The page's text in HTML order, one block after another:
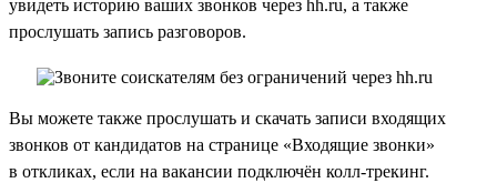
увидеть историю ваших звонков через hh.ru, а также
прослушать запись разговоров.
Вы можете также прослушать и скачать записи входящих
звонков от кандидатов на странице «Входящие звонки»
в откликах, если на вакансии подключён колл-трекинг.